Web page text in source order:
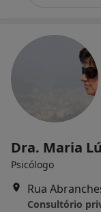
Dra. Maria
Psicólogo
Rua
Consultório